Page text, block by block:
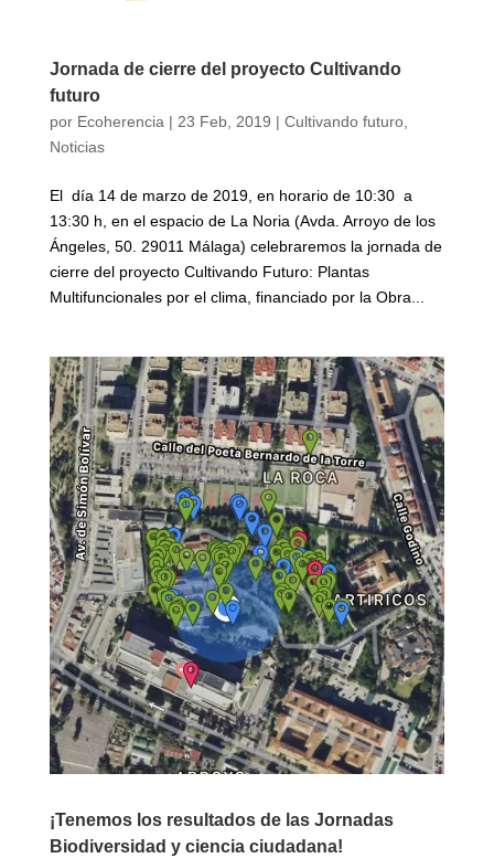
Jornada de cierre del proyecto Cultivando
futuro
por Ecoherencia | 23 Feb, 2019 | Cultivando futuro,
Noticias
El día 14 de marzo de 2019, en horario de 10:30 a
13:30 h, en el espacio de La Noria (Avda. Arroyo de los
Ángeles, 50. 29011 Málaga) celebraremos la jornada de
cierre del proyecto Cultivando Futuro: Plantas
Multifuncionales por el clima, financiado por la Obra...
¡Tenemos los resultados de las Jornadas
Biodiversidad y ciencia ciudadana!